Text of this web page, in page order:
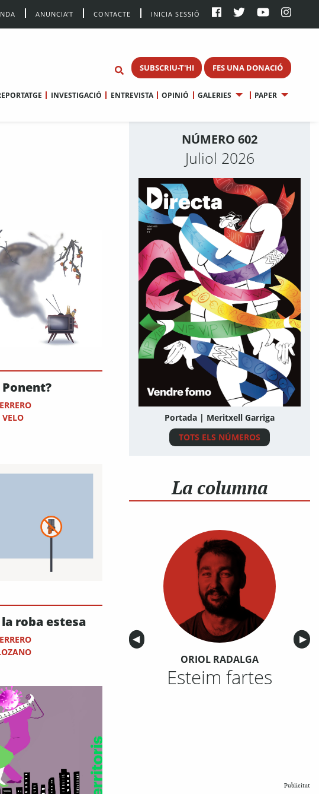
ANUNCIA’T CONTACTE INICIA SESSIÓ
SUBSCRIU-T'HI FES UNA DONACIÓ
INVESTIGACIÓ ENTREVISTA OPINIÓ GALERIES PAPER
Ponent?
VELO
roba estesa
NÚMERO 602
Juliol 2026
Portada | Meritxell Garriga
TOTS ELS NÚMEROS
La columna
Anterior
◀︎ ▶︎
ORIOL RADALGA
Esteim fartes
Publicitat